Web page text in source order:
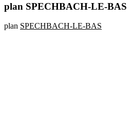
plan SPECHBACH-LE-BAS
plan SPECHBACH-LE-BAS